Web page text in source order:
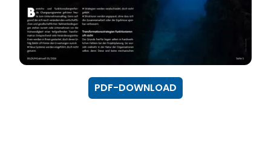
PDF-DOWNLOAD